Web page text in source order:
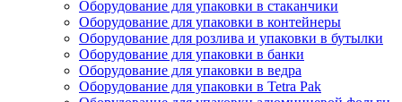
Оборудование для упаковки в стаканчики
Оборудование для упаковки в контейнеры
Оборудование для розлива и упаковки в бутылки
Оборудование для упаковки в банки
Оборудование для упаковки в ведра
Оборудование для упаковки в Tetra Pak